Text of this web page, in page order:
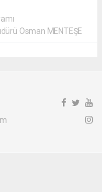
Osman MENTEŞE